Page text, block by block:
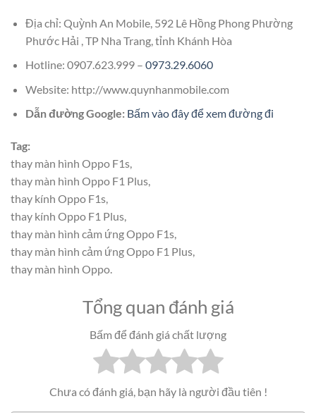
Địa chỉ: Quỳnh An Mobile, 592 Lê Hồng Phong Phường
Phước Hải , TP Nha Trang, tỉnh Khánh Hòa
Hotline: 0907.623.999 – 0973.29.6060
Website: http://www.quynhanmobile.com
Dẫn đường Google: Bấm vào đây để xem đường đi
Tag:
thay màn hình Oppo F1s,
thay màn hình Oppo F1 Plus,
thay kính Oppo F1s,
thay kính Oppo F1 Plus,
thay màn hình cảm ứng Oppo F1s,
thay màn hình cảm ứng Oppo F1 Plus,
thay màn hình Oppo.
Tổng quan đánh giá
Bấm để đánh giá chất lượng
Chưa có đánh giá, bạn hãy là người đầu tiên !